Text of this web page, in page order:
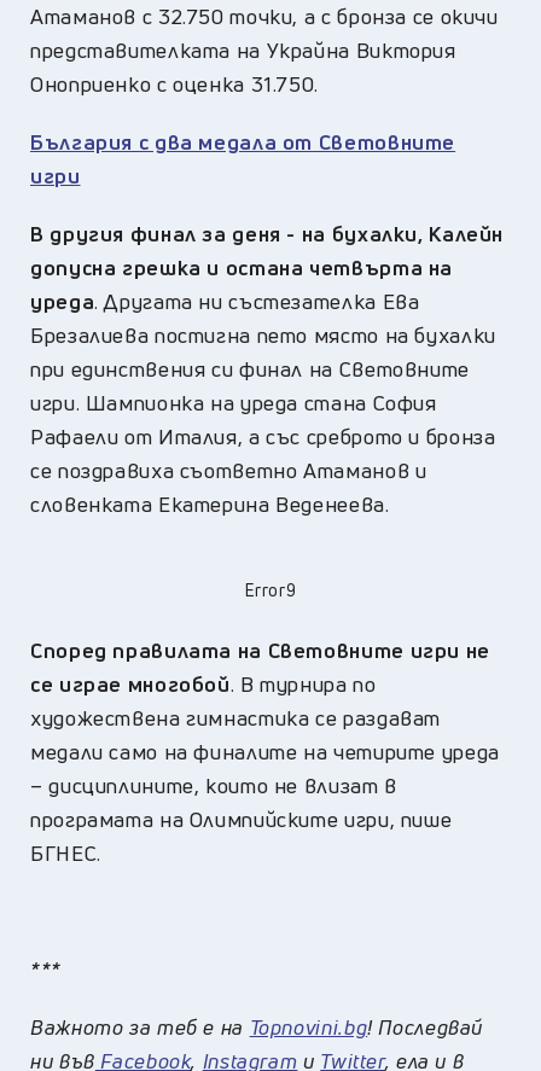
Атаманов с 32.750 точки, а с бронза се окичи
представителката на Украйна Виктория
Оноприенко с оценка 31.750.
България с два медала от Световните
игри
В другия финал за деня - на бухалки, Калейн
допусна грешка и остана четвърта на
уреда. Другата ни състезателка Ева
Брезалиева постигна пето място на бухалки
при единствения си финал на Световните
игри. Шампионка на уреда стана София
Рафаели от Италия, а със среброто и бронза
се поздравиха съответно Атаманов и
словенката Екатерина Веденеева.
Error9
Според правилата на Световните игри не
се играе многобой. В турнира по
художествена гимнастика се раздават
медали само на финалите на четирите уреда
– дисциплините, които не влизат в
програмата на Олимпийските игри, пише
БГНЕС.
***
Важното за теб е на Topnovini.bg! Последвай
ни във Facebook, Instagram и Twitter, ела и в